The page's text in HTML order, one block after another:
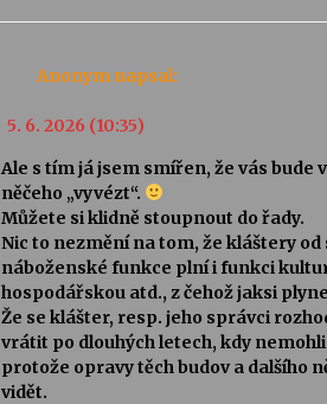
Anonym napsal:
5. 6. 2026 (10:35)
Ale s tím já jsem smířen, že vás bude
něčeho „vyvézt“.
Můžete si klidně stoupnout do řady.
Nic to nezmění na tom, že kláštery od
náboženské funkce plní i funkci
hospodářskou atd., z čehož jaksi
Že se klášter, resp. jeho správci
vrátit po dlouhých letech, kdy
protože opravy těch budov a dalšího
vidět.